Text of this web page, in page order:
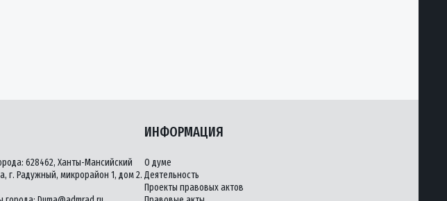
628462, Ханты-Мансийский
г. Радужный, микрорайон 1, дом 2.
ИНФОРМАЦИЯ
О думе
Деятельность
Проекты правовых актов